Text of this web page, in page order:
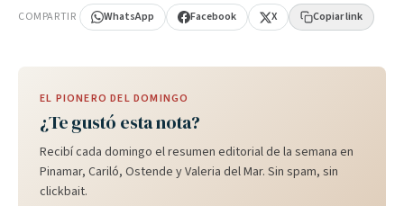
COMPARTIR WhatsApp Facebook X Copiar link
EL PIONERO DEL DOMINGO
¿Te gustó esta nota?
Recibí cada domingo el resumen editorial de la semana en
Pinamar, Cariló, Ostende y Valeria del Mar. Sin spam, sin
clickbait.